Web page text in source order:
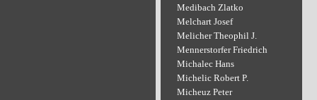
Medibach Zlatko
Melchart Josef
Melicher Theophil J.
Mennerstorfer Friedrich
Michalec Hans
Michelic Robert P.
Micheuz Peter